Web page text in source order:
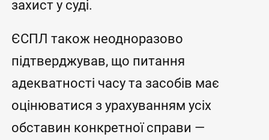
захист у суді.
ЄСПЛ також неодноразово
підтверджував, що питання
адекватності часу та засобів має
оцінюватися з урахуванням усіх
обставин конкретної справи —